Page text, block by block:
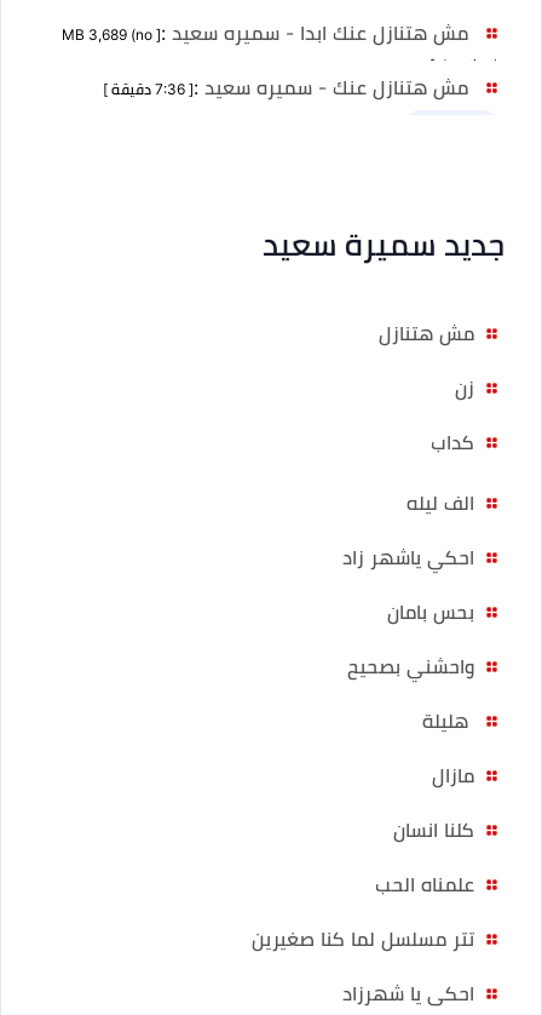
مش هتنازل عنك ابدا - سميره سعيد :
[ MB 3,689 (no
duration) ]
مش هتنازل عنك - سميره سعيد :[ 7:36 دقيقة ]
جديد سميرة سعيد
مش هتنازل
زن
كداب
الف ليله
احكي ياشهر زاد
بحس بامان
واحشني بصحيح
هليلة
مازال
كلنا انسان
علمناه الحب
تتر مسلسل لما كنا صغيرين
احكى يا شهرزاد